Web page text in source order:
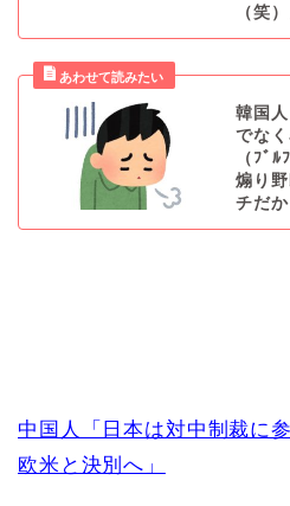
（笑）
韓国
でな
（ﾌﾞ
煽り
チだか
中国人「日本は対中制裁に
欧米と決別へ」